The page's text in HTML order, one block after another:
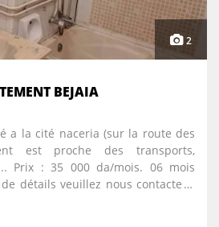
2
BEJAIA
a la cité naceria (sur la route des
est proche des transports,
Prix : 35 000 da/mois. 06 mois
détails veuillez nous contacter :
36 89 14 E-mail :
Instagram : Bureau